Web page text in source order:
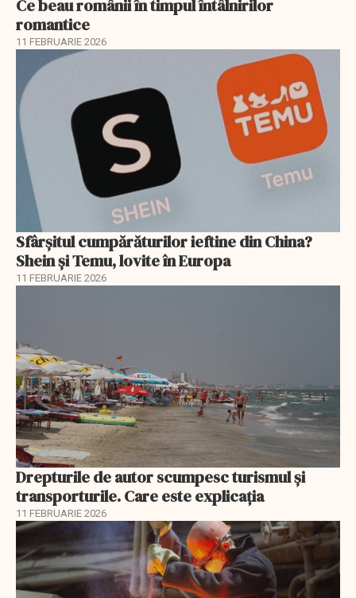
Ce beau românii în timpul întâlnirilor
romantice
11 FEBRUARIE 2026
Sfârșitul cumpărăturilor ieftine din China?
Shein și Temu, lovite în Europa
11 FEBRUARIE 2026
Drepturile de autor scumpesc turismul și
transporturile. Care este explicația
11 FEBRUARIE 2026